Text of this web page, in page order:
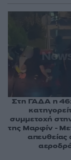
Στη ΓΑΔΑ η
συμμετοχή
της Μαρφίν -
απευθείας